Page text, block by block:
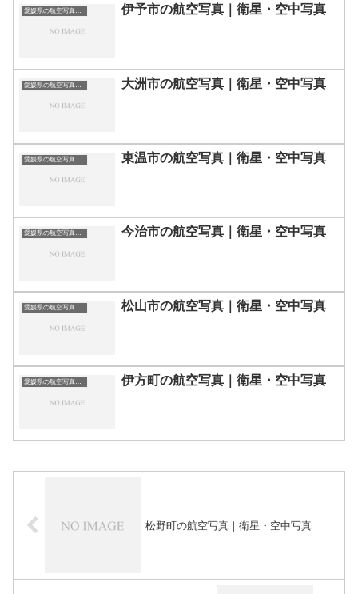
伊予市の航空写真｜衛星・空中写真
大洲市の航空写真｜衛星・空中写真
東温市の航空写真｜衛星・空中写真
愛媛県の航空写真・空中写真 今治市の航空写真｜衛星・空中写真
愛媛県の航空写真・空中写真 松山市の航空写真｜衛星・空中写真
愛媛県の航空写真・空中写真 伊方町の航空写真｜衛星・空中写真
松野町の航空写真｜衛星・空中写真